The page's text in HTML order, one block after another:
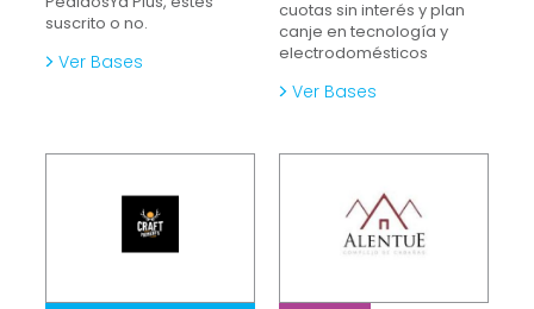
suscrito o no.
Ver Bases
cuotas sin interés y plan
canje en tecnología y
electrodomésticos
Ver Bases